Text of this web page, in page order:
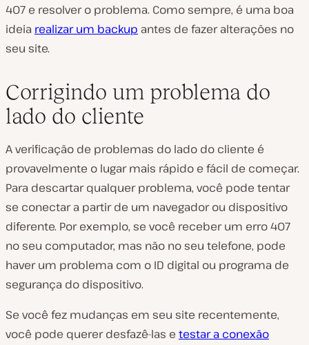
407 e resolver o problema. Como sempre, é uma boa
ideia realizar um backup antes de fazer alterações no
seu site.
Corrigindo um problema do
lado do cliente
A verificação de problemas do lado do cliente é
provavelmente o lugar mais rápido e fácil de começar.
Para descartar qualquer problema, você pode tentar
se conectar a partir de um navegador ou dispositivo
diferente. Por exemplo, se você receber um erro 407
no seu computador, mas não no seu telefone, pode
haver um problema com o ID digital ou programa de
segurança do dispositivo.
Se você fez mudanças em seu site recentemente,
você pode querer desfazê-las e testar a conexão